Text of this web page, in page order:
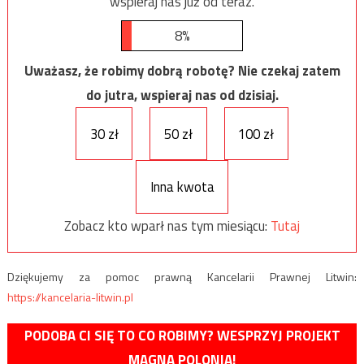
8%
Uważasz, że robimy dobrą robotę? Nie czekaj zatem
do jutra, wspieraj nas od dzisiaj.
30 zł
50 zł 100 zł
Inna kwota
Zobacz kto wparł nas tym miesiącu: Tutaj
Dziękujemy za pomoc prawną Kancelarii Prawnej Litwin:
https://kancelaria-litwin.pl
PODOBA CI SIĘ TO CO ROBIMY? WESPRZYJ PROJEKT
MAGNA POLONIA!